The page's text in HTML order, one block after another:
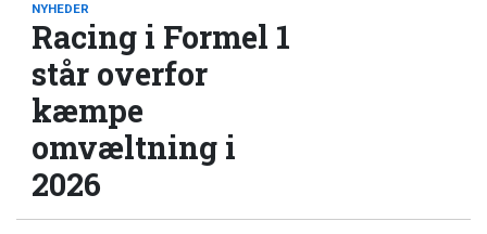
NYHEDER
Racing i Formel 1
står overfor
kæmpe
omvæltning i
2026